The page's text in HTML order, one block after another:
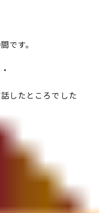
です。
したところでした